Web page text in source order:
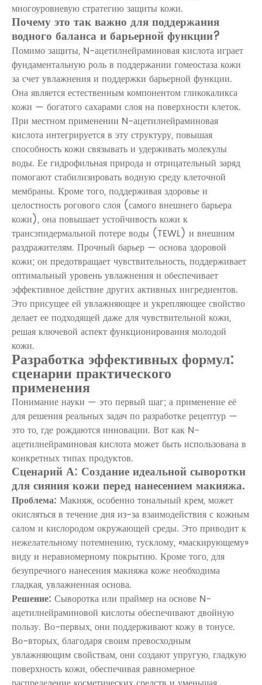
многоуровневую стратегию защиты кожи.
Почему это так важно для поддержания
водного баланса и барьерной функции?
Помимо защиты, N-ацетилнейраминовая кислотаиграет
фундаментальную роль в поддержании гомеостаза кожи
за счет увлажнения и поддержки барьерной функции.
Она является естественным компонентом гликокаликса
кожи — богатого сахарами слоя на поверхности клеток.
При местном применении N-ацетилнейраминовая
кислота интегрируется в эту структуру, повышая
способность кожи связывать и удерживать молекулы
воды. Ее гидрофильная природа и отрицательный заряд
помогают стабилизировать водную среду клеточной
мембраны. Кроме того, поддерживая здоровье и
целостность рогового слоя (самого внешнего барьера
кожи), она повышает устойчивость кожи к
трансэпидермальной потере воды (TEWL) и внешним
раздражителям. Прочный барьер — основа здоровой
кожи; он предотвращает чувствительность, поддерживает
оптимальный уровень увлажнения и обеспечивает
эффективное действие других активных ингредиентов.
Это присущее ей увлажняющее и укрепляющее свойство
делает ее подходящей даже для чувствительной кожи,
решая ключевой аспект функционирования молодой
кожи.
Разработка эффективных формул:
сценарии практического
применения
Понимание науки — это первый шаг; а применение её
для решения реальных задач по разработке рецептур —
это то, где рождаются инновации. Вот как N-
ацетилнейраминовая кислотаможет быть использована в
конкретных типах продуктов.
Сценарий А: Создание идеальной сыворотки
для сияния кожи перед нанесением макияжа.
Проблема: Макияж, особенно тональный крем, может
окисляться в течение дня из-за взаимодействия с кожным
салом и кислородом окружающей среды. Это приводит к
нежелательному потемнению, тусклому, «маскирующему»
виду и неравномерному покрытию. Кроме того, для
безупречного нанесения макияжа коже необходима
гладкая, увлажненная основа.
Решение: Сыворотка или праймер на основе N-
ацетилнейраминовой кислоты обеспечивают двойную
пользу. Во-первых, они поддерживают кожу в тонусе.
Во-вторых, благодаря своим превосходным
увлажняющим свойствам, они создают упругую, гладкую
поверхность кожи, обеспечивая равномерное